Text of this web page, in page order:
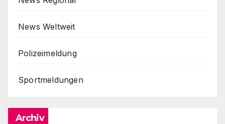
News Weltweit
Polizeimeldung
Sportmeldungen
Archiv